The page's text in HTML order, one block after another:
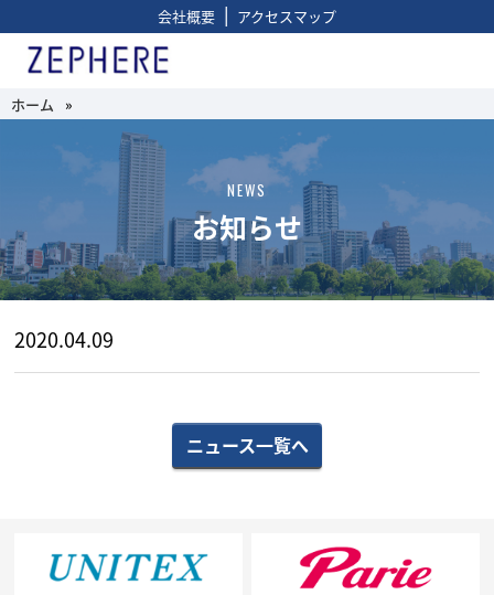
会社概要 | アクセスマップ
ホーム »
NEWS
お知らせ
2020.04.09
ニュース一覧へ